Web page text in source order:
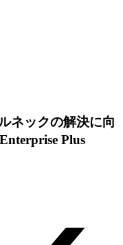
ネックの解決に向
Plus